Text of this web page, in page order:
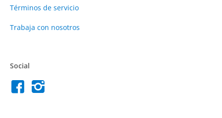
Términos de servicio
Trabaja con nosotros
Social